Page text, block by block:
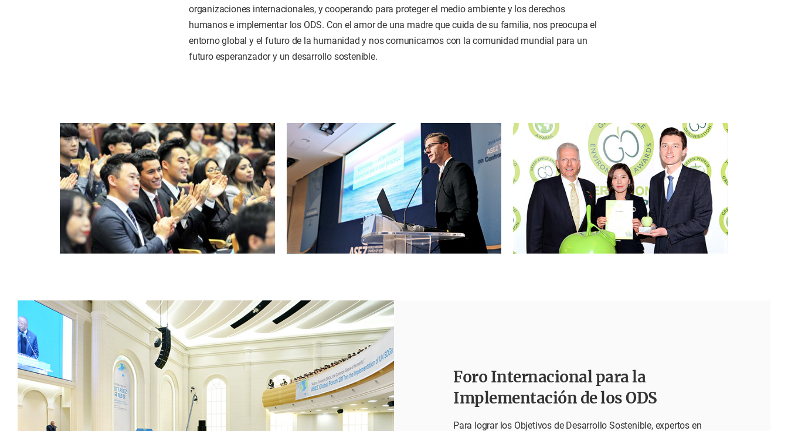
organizaciones internacionales, y cooperando para proteger el medio ambiente y los derechos
humanos e implementar los ODS. Con el amor de una madre que cuida de su familia, nos preocupa el
entorno global y el futuro de la humanidad y nos comunicamos con la comunidad mundial para un
futuro esperanzador y un desarrollo sostenible.
Foro Internacional para la
Implementación de los ODS
Para lograr los Objetivos de Desarrollo Sostenible, expertos en